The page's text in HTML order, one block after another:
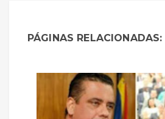
PÁGINAS RELACIONADAS: